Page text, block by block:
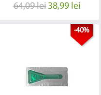
64,09 lei 38,99 lei
-40%